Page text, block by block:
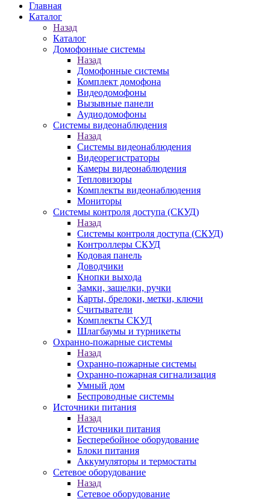
Главная
Каталог
Назад
Каталог
Домофонные системы
Назад
Домофонные системы
Комплект домофона
Видеодомофоны
Вызывные панели
Аудиодомофоны
Системы видеонаблюдения
Назад
Системы видеонаблюдения
Видеорегистраторы
Камеры видеонаблюдения
Тепловизоры
Комплекты видеонаблюдения
Мониторы
Системы контроля доступа (СКУД)
Назад
Системы контроля доступа (СКУД)
Контроллеры СКУД
Кодовая панель
Доводчики
Кнопки выхода
Замки, защелки, ручки
Карты, брелоки, метки, ключи
Считыватели
Комплекты СКУД
Шлагбаумы и турникеты
Охранно-пожарные системы
Назад
Охранно-пожарные системы
Охранно-пожарная сигнализация
Умный дом
Беспроводные системы
Источники питания
Назад
Источники питания
Бесперебойное оборудование
Блоки питания
Аккумуляторы и термостаты
Сетевое оборудование
Назад
Сетевое оборудование